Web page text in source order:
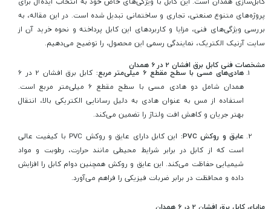
پروژه‌های متنوع صنعتی، تجاری و ساختمانی تبدیل شده است. در این مقاله، به
بررسی ویژگی‌های فنی، مزایا و کاربردهای این کابل پرداخته و نحوه خرید آن از
سایت آرنیک الکتریک، نمایندگی رسمی این محصول، را توضیح می‌دهیم.
مشخصات فنی کابل برق افشان 2 در 6 همدان
هادی‌های مسی با سطح مقطع 6 میلی‌متر مربع:
کابل برق افشان 2 در 6
همدان شامل دو هادی مسی با سطح مقطع 6 میلی‌متر مربع است.
استفاده از مس به عنوان هادی به دلیل رسانایی الکتریکی بالا، انتقال
بهتر جریان و کاهش افت ولتاژ را تضمین می‌کند.
عایق و روکش PVC:
این کابل دارای عایق و روکش PVC با کیفیت عالی
است که از کابل در برابر شرایط محیطی مانند حرارت، رطوبت و مواد
شیمیایی حفاظت می‌کند. این عایق و روکش همچنین دوام کابل را افزایش
داده و محافظت در برابر ضربات فیزیکی را فراهم می‌آورد.
مزایای کابل برق افشان 2 در 6 همدان